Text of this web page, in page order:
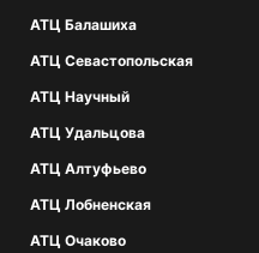
АТЦ Балашиха
АТЦ Севастопольская
АТЦ Научный
АТЦ Удальцова
АТЦ Алтуфьево
АТЦ Лобненская
АТЦ Очаково